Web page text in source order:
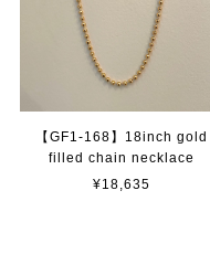
【GF1-168】18inch gold
filled chain necklace
¥18,635